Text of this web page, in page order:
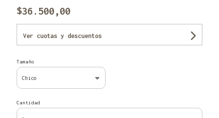
$36.500,00
Ver cuotas y descuentos
Tamaño
Cantidad